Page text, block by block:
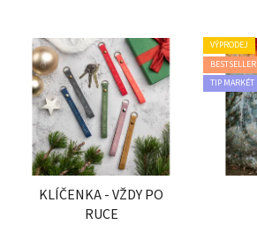
KLÍČENKA - VŽDY PO
RUCE
VÝPRODEJ
BESTSELLER
TIP MARKÉT